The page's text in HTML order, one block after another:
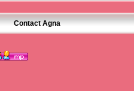
Contact Agna